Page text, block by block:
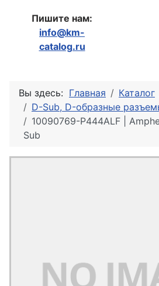
Пишите нам:
info@km-
catalog.ru
Вы здесь: Главная Каталог
D-Sub, D-образные
10090769-P444ALF |
Sub